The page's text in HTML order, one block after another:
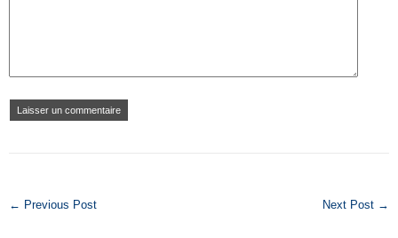
← Previous Post Next Post →